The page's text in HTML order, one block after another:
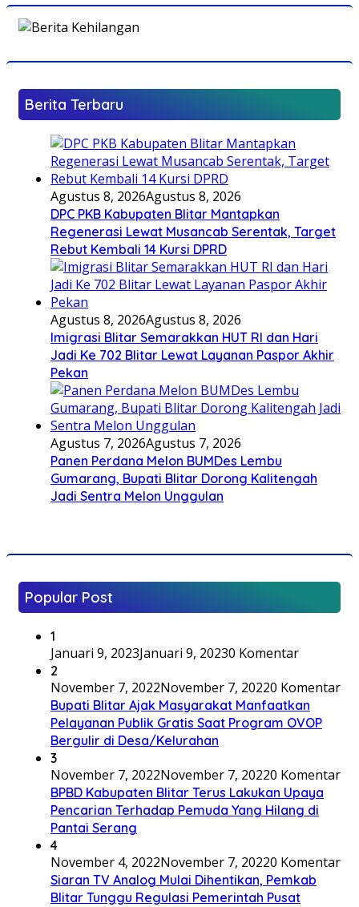
Berita Terbaru
Agustus 8, 2026Agustus 8, 2026
DPC PKB Kabupaten Blitar Mantapkan
Regenerasi Lewat Musancab Serentak, Target
Rebut Kembali 14 Kursi DPRD
Agustus 8, 2026Agustus 8, 2026
Imigrasi Blitar Semarakkan HUT RI dan Hari
Jadi Ke 702 Blitar Lewat Layanan Paspor Akhir
Pekan
Agustus 7, 2026Agustus 7, 2026
Panen Perdana Melon BUMDes Lembu
Gumarang, Bupati Blitar Dorong Kalitengah
Jadi Sentra Melon Unggulan
Popular Post
1
Januari 9, 2023Januari 9, 20230 Komentar
2
November 7, 2022November 7, 20220 Komentar
Bupati Blitar Ajak Masyarakat Manfaatkan
Pelayanan Publik Gratis Saat Program OVOP
Bergulir di Desa/Kelurahan
3
November 7, 2022November 7, 20220 Komentar
BPBD Kabupaten Blitar Terus Lakukan Upaya
Pencarian Terhadap Pemuda Yang Hilang di
Pantai Serang
4
November 4, 2022November 7, 20220 Komentar
Siaran TV Analog Mulai Dihentikan, Pemkab
Blitar Tunggu Regulasi Pemerintah Pusat